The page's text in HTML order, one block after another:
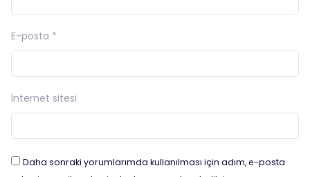
E-posta *
İnternet sitesi
Daha sonraki yorumlarımda kullanılması için adım, e-posta